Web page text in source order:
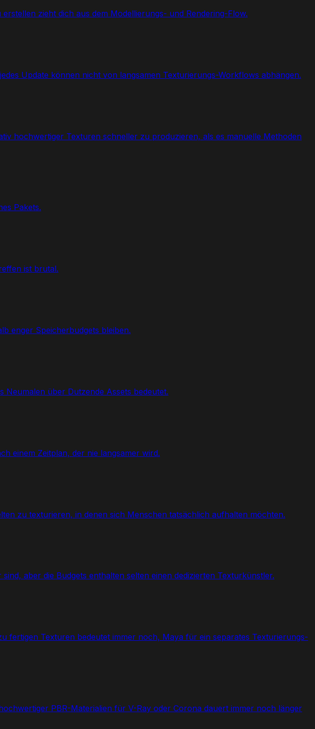
zieht dich aus dem Modellierungs- und Rendering-Flow.
Update können nicht von langsamen Texturierungs-Workflows abhängen.
hochwertiger Texturen schneller zu produzieren, als es manuelle Methoden
Pakets.
ist brutal.
enger Speicherbudgets bleiben.
Neumalen über Dutzende Assets bedeutet.
einem Zeitplan, der nie langsamer wird.
zu texturieren, in denen sich Menschen tatsächlich aufhalten möchten.
aber die Budgets enthalten selten einen dedizierten Texturkünstler.
fertigen Texturen bedeutet immer noch, Maya für ein separates Texturierungs-
PBR-Materialien für V-Ray oder Corona dauert immer noch länger